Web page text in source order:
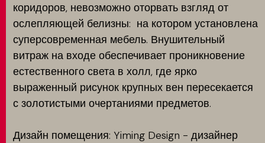
коридоров, невозможно оторвать взгляд от
ослепляющей белизны: на котором установлена
суперсовременная мебель. Внушительный
витраж на входе обеспечивает проникновение
естественного света в холл, где ярко
выраженный рисунок крупных вен пересекается
с золотистыми очертаниями предметов.
Дизайн помещения: Yiming Design - дизайнер